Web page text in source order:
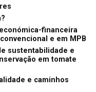
financeira
e em MPB
sustentabilidade e
em tomate
e caminhos